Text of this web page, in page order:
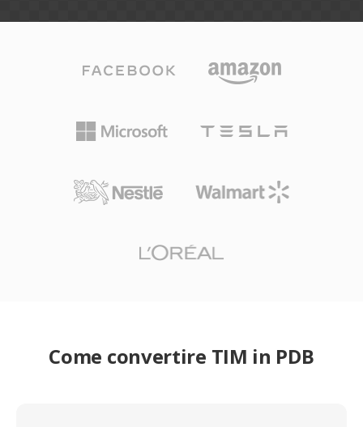
Come convertire TIM in PDB